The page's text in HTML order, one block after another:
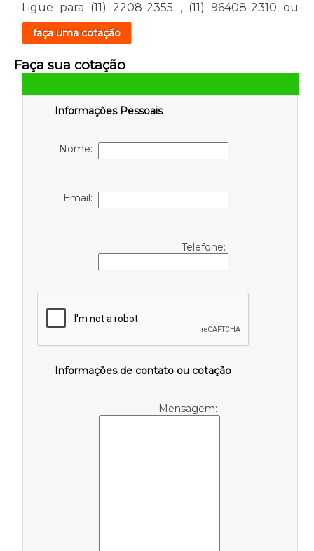
Ligue para (11) 2208-2355 , (11) 96408-2310 ou
faça uma cotação
Faça sua cotação
Informações Pessoais
Nome:
Email:
Telefone:
Informações de contato ou cotação
Mensagem: